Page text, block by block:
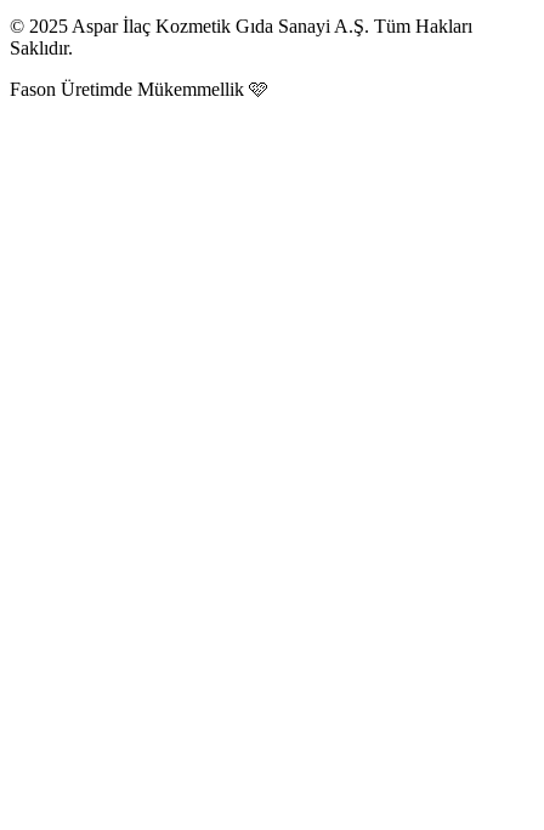
© 2025 Aspar İlaç Kozmetik Gıda Sanayi A.Ş. Tüm Hakları
Saklıdır.
Fason Üretimde Mükemmellik 🩷